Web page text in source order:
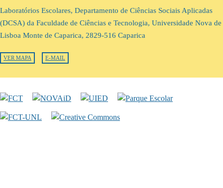
Laboratórios Escolares, Departamento de Ciências Sociais Aplicadas
(DCSA) da Faculdade de Ciências e Tecnologia, Universidade Nova de
Lisboa Monte de Caparica, 2829-516 Caparica
VER MAPA E-MAIL